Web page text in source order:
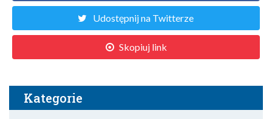
Udostępnij na Twitterze
Skopiuj link
Kategorie